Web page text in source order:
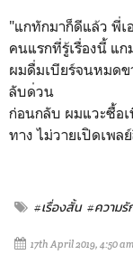
"แกทักมาก็ดีแล้ว พี่เ
คนแรกที่รู้เรื่องนี้ แก
ผมดื่มเบียร์จนหมดข
ลับด่วน
ก่อนกลับ ผมแวะซื้อเ
ทาง ไม่วายเปิดเพล
#เรื่องสั้น #ความรั
17th April 2019, 4:50 am